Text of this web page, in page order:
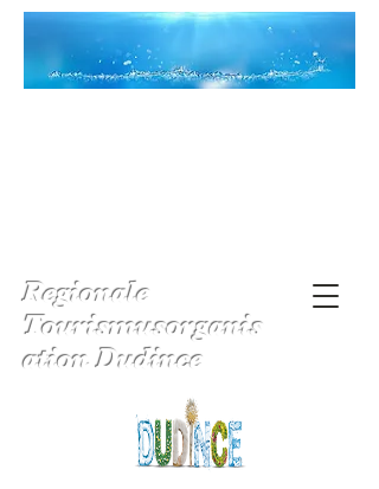
Regionale
Tourismusorganis
ation Dudince